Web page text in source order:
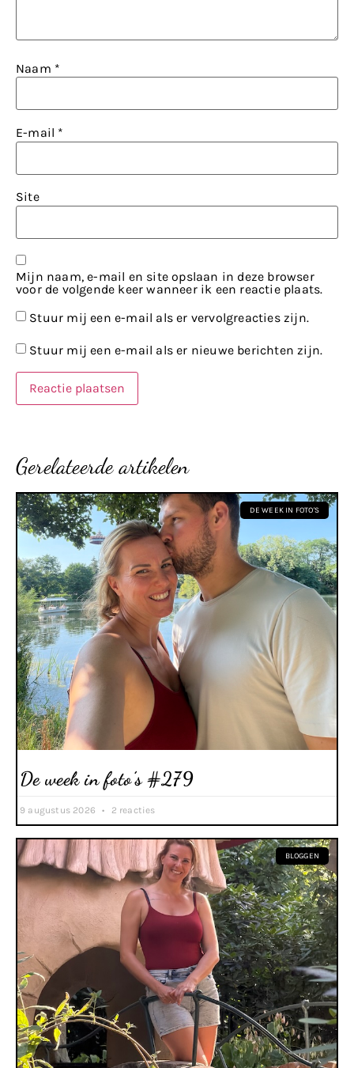
Naam *
E-mail *
Site
Mijn naam, e-mail en site opslaan in deze browser
voor de volgende keer wanneer ik een reactie plaats.
Stuur mij een e-mail als er vervolgreacties zijn.
Stuur mij een e-mail als er nieuwe berichten zijn.
Gerelateerde artikelen
DE WEEK IN FOTO'S
De week in foto’s #279
9 augustus 2026 2 reacties
BLOGGEN